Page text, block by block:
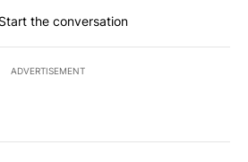
Start the conversation
ADVERTISEMENT